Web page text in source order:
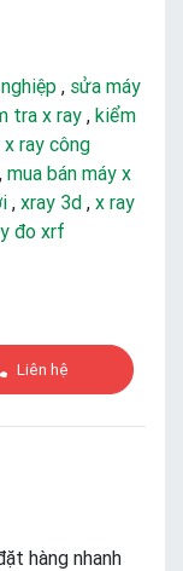
, sửa máy
tra x ray , kiểm
x ray công
, mua bán máy x
, xray 3d , x ray
đo xrf
Liên hệ
hàng nhanh